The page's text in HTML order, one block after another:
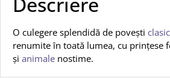
O culegere splendidă de povești
renumite în toată lumea, cu prințese
și animale nostime.